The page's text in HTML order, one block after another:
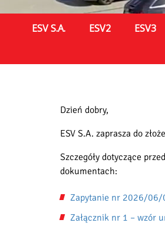
ESV S.A. ESV2 ESV3
Dzień dobry,
ESV S.A. zaprasza do
Szczegóły dotyczące
dokumentach:
Zapytanie nr 2026/06/
Załącznik nr 1 – wzór